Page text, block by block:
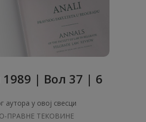
| Вол 37 | 6
аутора у овој свесци
ПРАВНЕ ТЕКОВИНЕ